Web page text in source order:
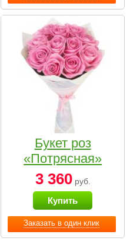
Заказать в один клик
Букет роз
«Потрясная»
3 360руб.
Купить